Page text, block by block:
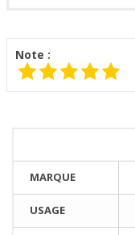
Note :
MARQUE
USAGE